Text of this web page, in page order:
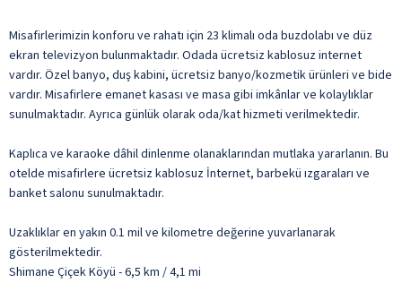
Misafirlerimizin konforu ve rahatı için 23 klimalı oda buzdolabı ve düz
ekran televizyon bulunmaktadır. Odada ücretsiz kablosuz internet
vardır. Özel banyo, duş kabini, ücretsiz banyo/kozmetik ürünleri ve bide
vardır. Misafirlere emanet kasası ve masa gibi imkânlar ve kolaylıklar
sunulmaktadır. Ayrıca günlük olarak oda/kat hizmeti verilmektedir.
Kaplıca ve karaoke dâhil dinlenme olanaklarından mutlaka yararlanın. Bu
otelde misafirlere ücretsiz kablosuz İnternet, barbekü ızgaraları ve
banket salonu sunulmaktadır.
Uzaklıklar en yakın 0.1 mil ve kilometre değerine yuvarlanarak
gösterilmektedir.
Shimane Çiçek Köyü - 6,5 km / 4,1 mi